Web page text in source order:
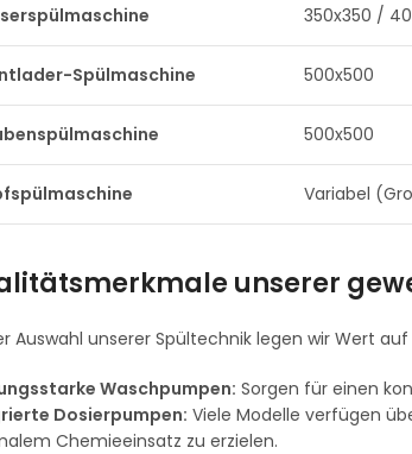
350x350 /
Spülmaschine 500x500
500x500
Variabel
unserer
Auswahl unserer Spültechnik legen wir Wert
Waschpumpen: Sorgen für einen
Dosierpumpen: Viele Modelle verfügen
Chemieeinsatz zu erzielen.